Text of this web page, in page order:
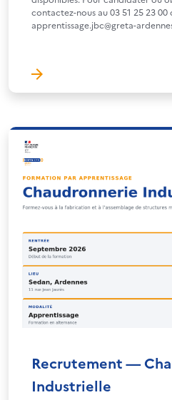
contactez-nous au 03 51 25 23 00
apprentissage.jbc@greta-
Recrutement —
Industrielle